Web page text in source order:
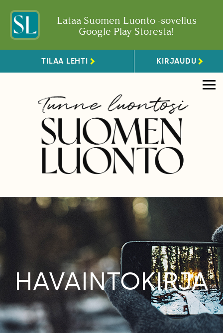
Lataa Suomen Luonto -sovellus
Google Play Storesta!
TILAA LEHTI KIRJAUDU
HAVAINTOKIRJA